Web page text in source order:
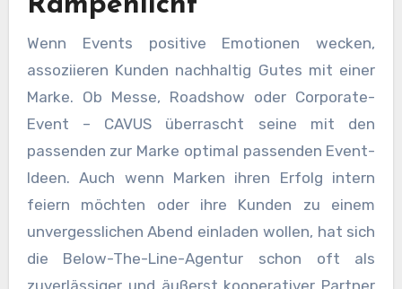
Wenn Events positive Emotionen wecken,
assoziieren Kunden nachhaltig Gutes mit einer
Marke. Ob Messe, Roadshow oder Corporate-
Event – CAVUS überrascht seine mit den
passenden zur Marke optimal passenden Event-
Ideen. Auch wenn Marken ihren Erfolg intern
feiern möchten oder ihre Kunden zu einem
unvergesslichen Abend einladen wollen, hat sich
die Below-The-Line-Agentur schon oft als